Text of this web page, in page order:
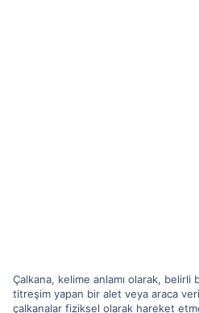
Çalkana, kelime anlamı olarak, belirli
titreşim yapan bir alet veya araca
çalkanalar fiziksel olarak hareket